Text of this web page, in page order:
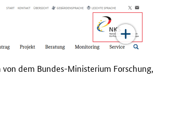
dem Bundes-Ministerium Forschung,